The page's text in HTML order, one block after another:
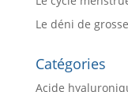
Le déni de
Catégories
Acide